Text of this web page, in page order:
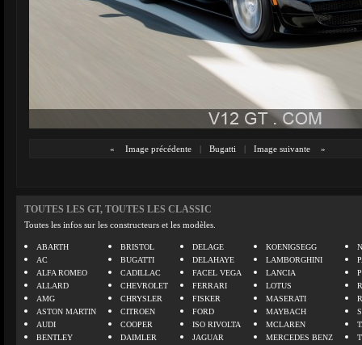
« Image précédente | Bugatti | Image suivante »
TOUTES LES GT, TOUTES LES CLASSIC
Toutes les infos sur les constructeurs et les modèles.
ABARTH
AC
ALFA ROMEO
ALLARD
AMG
ASTON MARTIN
AUDI
BENTLEY
BRISTOL
BUGATTI
CADILLAC
CHEVROLET
CHRYSLER
CITROEN
COOPER
DAIMLER
DELAGE
DELAHAYE
FACEL VEGA
FERRARI
FISKER
FORD
ISO RIVOLTA
JAGUAR
KOENIGSEGG
LAMBORGHINI
LANCIA
LOTUS
MASERATI
MAYBACH
MCLAREN
MERCEDES BENZ